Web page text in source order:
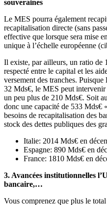
souveraines
Le MES pourra également
recapitalisation directe (sans
effective que lorsque sera mise
unique à l’échelle européenne
Il existe, par ailleurs, un ratio de
respecté entre le capital et les
versement des tranches.
32 Mds€, le MES peut intervenir
un peu plus de 210 Mds€. Soit
donc une capacité de 533 Mds€
besoins de recapitalisation des
stock des dettes publiques des
Italie: 2014 Mds€ en
Espagne: 890 Mds€ en
France: 1810 Mds€ en
3. Avancées institutionnelles
bancaire,…
Vous comprenez que plus le